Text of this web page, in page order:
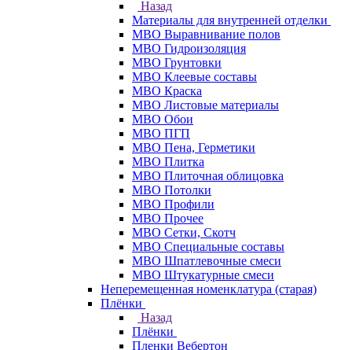
Назад
Материалы для внутренней отделки
МВО Выравнивание полов
МВО Гидроизоляция
МВО Грунтовки
МВО Клеевые составы
МВО Краска
МВО Листовые материалы
МВО Обои
МВО ПГП
МВО Пена, Герметики
МВО Плитка
МВО Плиточная облицовка
МВО Потолки
МВО Профили
МВО Прочее
МВО Сетки, Скотч
МВО Специальные составы
МВО Шпатлевочные смеси
МВО Штукатурные смеси
Неперемещенная номенклатура (старая)
Плёнки
Назад
Плёнки
Пленки Вебертон